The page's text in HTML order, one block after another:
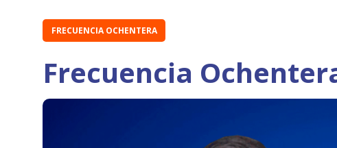
FRECUENCIA OCHENTERA
Frecuencia